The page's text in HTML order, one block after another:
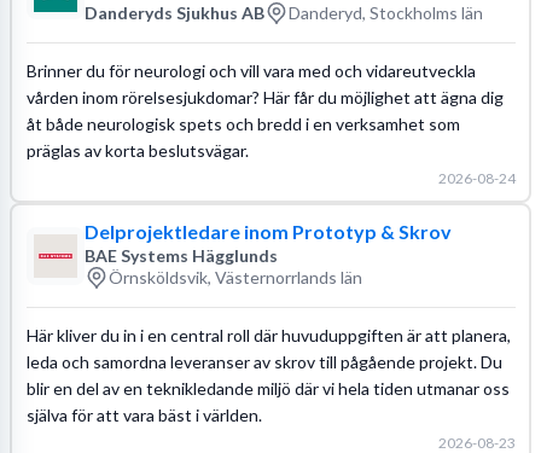
Danderyds Sjukhus AB Danderyd, Stockholms län
Brinner du för neurologi och vill vara med och vidareutveckla
vården inom rörelsesjukdomar? Här får du möjlighet att ägna dig
åt både neurologisk spets och bredd i en verksamhet som
präglas av korta beslutsvägar.
2026-08-24
Delprojektledare inom Prototyp & Skrov
BAE Systems Hägglunds
Örnsköldsvik, Västernorrlands län
Här kliver du in i en central roll där huvuduppgiften är att planera,
leda och samordna leveranser av skrov till pågående projekt. Du
blir en del av en teknikledande miljö där vi hela tiden utmanar oss
själva för att vara bäst i världen.
2026-08-23